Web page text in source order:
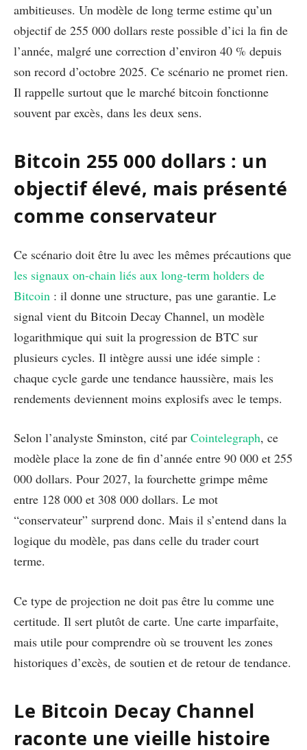
ambitieuses. Un modèle de long terme estime qu’un
objectif de 255 000 dollars reste possible d’ici la fin de
l’année, malgré une correction d’environ 40 % depuis
son record d’octobre 2025. Ce scénario ne promet rien.
Il rappelle surtout que le marché bitcoin fonctionne
souvent par excès, dans les deux sens.
Bitcoin 255 000 dollars : un
objectif élevé, mais présenté
comme conservateur
Ce scénario doit être lu avec les mêmes précautions que
les signaux on-chain liés aux long-term holders de
Bitcoin : il donne une structure, pas une garantie. Le
signal vient du Bitcoin Decay Channel, un modèle
logarithmique qui suit la progression de BTC sur
plusieurs cycles. Il intègre aussi une idée simple :
chaque cycle garde une tendance haussière, mais les
rendements deviennent moins explosifs avec le temps.
Selon l’analyste Sminston, cité par Cointelegraph, ce
modèle place la zone de fin d’année entre 90 000 et 255
000 dollars. Pour 2027, la fourchette grimpe même
entre 128 000 et 308 000 dollars. Le mot
“conservateur” surprend donc. Mais il s’entend dans la
logique du modèle, pas dans celle du trader court
terme.
Ce type de projection ne doit pas être lu comme une
certitude. Il sert plutôt de carte. Une carte imparfaite,
mais utile pour comprendre où se trouvent les zones
historiques d’excès, de soutien et de retour de tendance.
Le Bitcoin Decay Channel
raconte une vieille histoire